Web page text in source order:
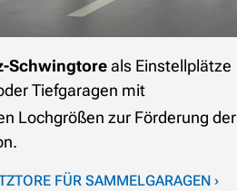
Schwingtoreals Einstellplätze
Tiefgaragen mit
Lochgrößen zur Förderung der
FÜR SAMMELGARAGEN ›